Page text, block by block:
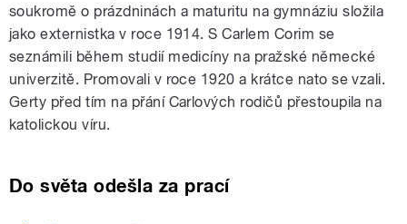
soukromě o prázdninách a maturitu na gymnáziu složila
jako externistka v roce 1914. S Carlem Corim se
seznámili během studií medicíny na pražské německé
univerzitě. Promovali v roce 1920 a krátce nato se vzali.
Gerty před tím na přání Carlových rodičů přestoupila na
katolickou víru.
Do světa odešla za prací